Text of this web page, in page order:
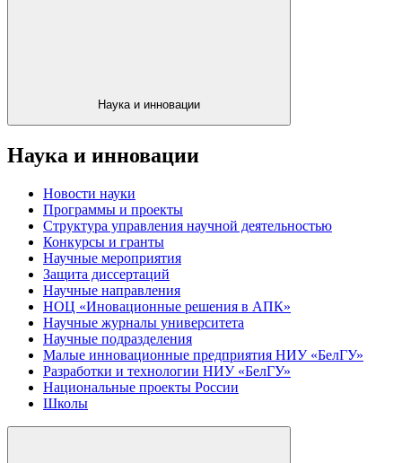
Наука и инновации
Наука и инновации
Новости науки
Программы и проекты
Структура управления научной деятельностью
Конкурсы и гранты
Научные мероприятия
Защита диссертаций
Научные направления
НОЦ «Иновационные решения в АПК»
Научные журналы университета
Научные подразделения
Малые инновационные предприятия НИУ «БелГУ»
Разработки и технологии НИУ «БелГУ»
Национальные проекты России
Школы